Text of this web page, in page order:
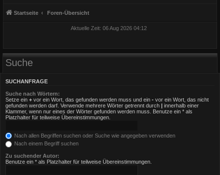
Startseite Foren-Übersicht
Aktuelle Zeit: 06 Aug 2026 04:12
Suche
SUCHANFRAGE
Suche nach Wörtern:
Setze ein + vor ein Wort, das gefunden werden muss und ein - vor ein Wort, das nicht
gefunden werden darf. Verwende mehrere Wörter getrennt durch | innerhalb einer
Klammer, wenn nur eines der Wörter gefunden werden muss. Benutze ein * als
Platzhalter für teilweise Übereinstimmungen.
Nach allen Begriffen suchen oder Suche wie angegeben verwenden
Nach einem Begriff suchen
Zu suchender Autor:
Benutze ein * als Platzhalter für teilweise Übereinstimmungen.